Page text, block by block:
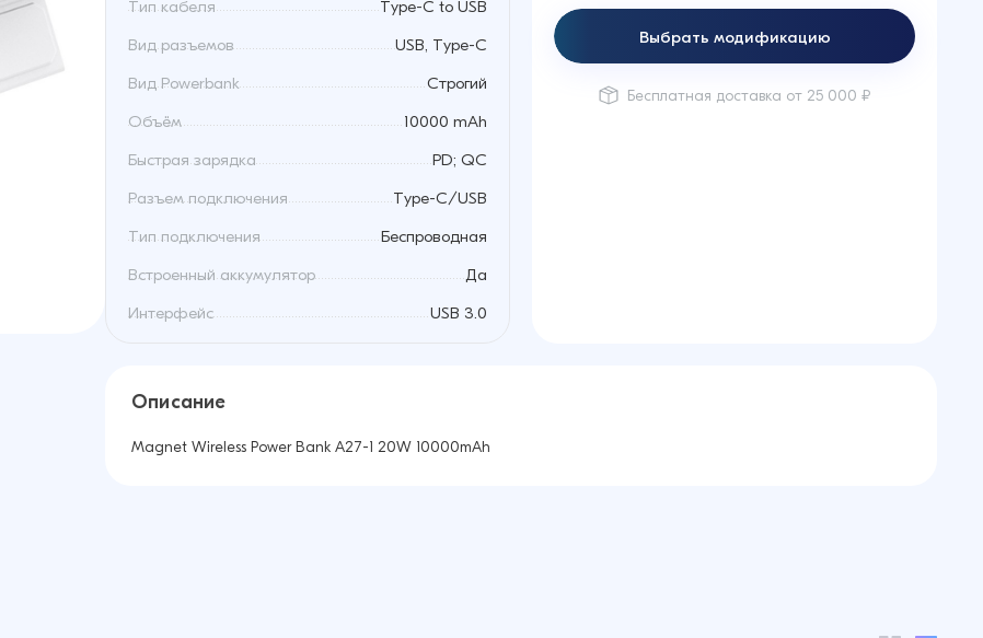
Тип кабеля Type-C to USB
Вид разъемов USB, Type-C
Вид Powerbank Строгий
Объём 10000 mAh
Быстрая зарядка PD; QC
Разъем подключения Type-C/USB
Тип подключения Беспроводная
Встроенный аккумулятор Да
Интерфейс USB 3.0
Выбрать модификацию
Бесплатная доставка от 25 000 ₽
Описание
Magnet Wireless Power Bank A27-1 20W 10000mAh